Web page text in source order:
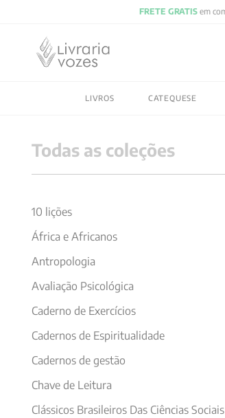
LIVROS CATEQUESE
Todas as coleções
10 lições
África e Africanos
Antropologia
Avaliação Psicológica
Caderno de Exercícios
Cadernos de Espiritualidade
Cadernos de gestão
Chave de Leitura
Clássicos Brasileiros Das Ciências Sociais
4º